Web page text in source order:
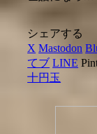
シェアする
X Mastodon
てブ LINE
十円玉